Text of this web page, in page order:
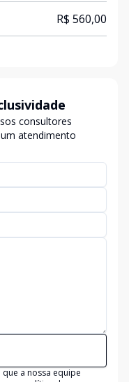
R$ 560,00
consultores
atendimento
a nossa equipe